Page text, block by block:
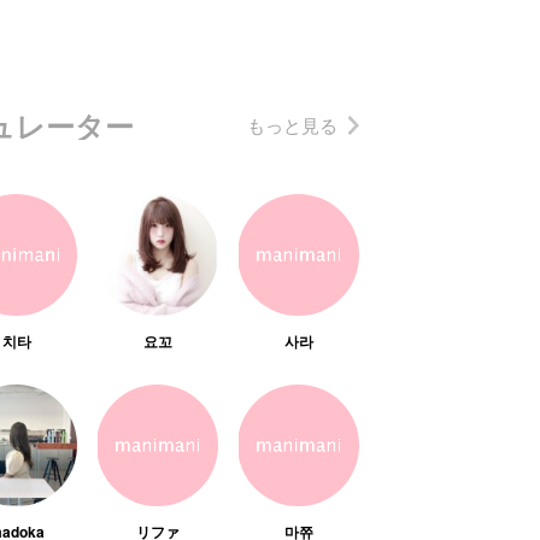
レーター もっと見る
치타 요꼬 사라
リファ 마쮸